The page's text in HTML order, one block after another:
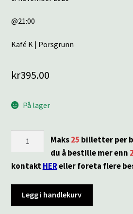
@21:00
Kafé K | Porsgrunn
kr395.00
På lager
FUNHOUSE
antall
Maks25 billetter per
du å bestille mer enn
kontaktHEReller foreta flere
Legg i handlekurv